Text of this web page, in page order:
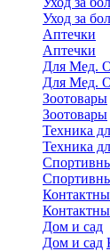
Уход за
Аптечки
Аптечки
Для Мед.
Для Мед.
Зоотовары
Зоотовары
Техника
Техника
Дом и сад
Дом и сад